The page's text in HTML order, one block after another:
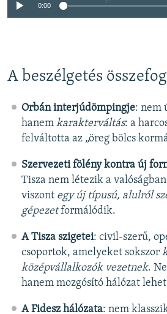
0:00
A beszélgetés
Orbán interjúdömpingje: nem
hanem karakterváltás: a
felváltotta az „öreg bölcs
Szervezeti fölény kontra új
Tisza nem létezik a
viszont egy új típusú, alulról
gépezetformálódik.
A Tisza szigetei: civil-szerű,
csoportok, amelyeket sokszor
középvállalkozók vezetnek.
hanem mozgósító hálózat
A Fidesz hálózata: nem